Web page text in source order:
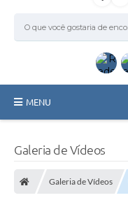
MENU
Galeria de Vídeos
Galeria de Vídeos